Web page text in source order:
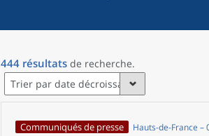
444 résultats de recherche.
Trier par date décroissante
Communiqués de presse Hauts-de-France –